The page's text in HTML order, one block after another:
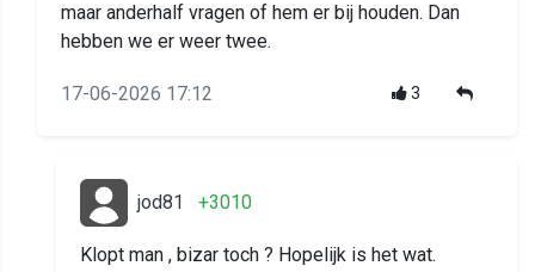
maar anderhalf vragen of hem er bij houden. Dan
hebben we er weer twee.
17-06-2026 17:12 3
jod81 +3010
Klopt man , bizar toch ? Hopelijk is het wat.